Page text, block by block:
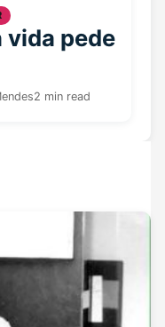
vida pede
2 min read